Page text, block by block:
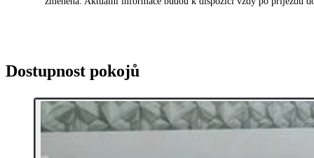
Dostupnost pokojů